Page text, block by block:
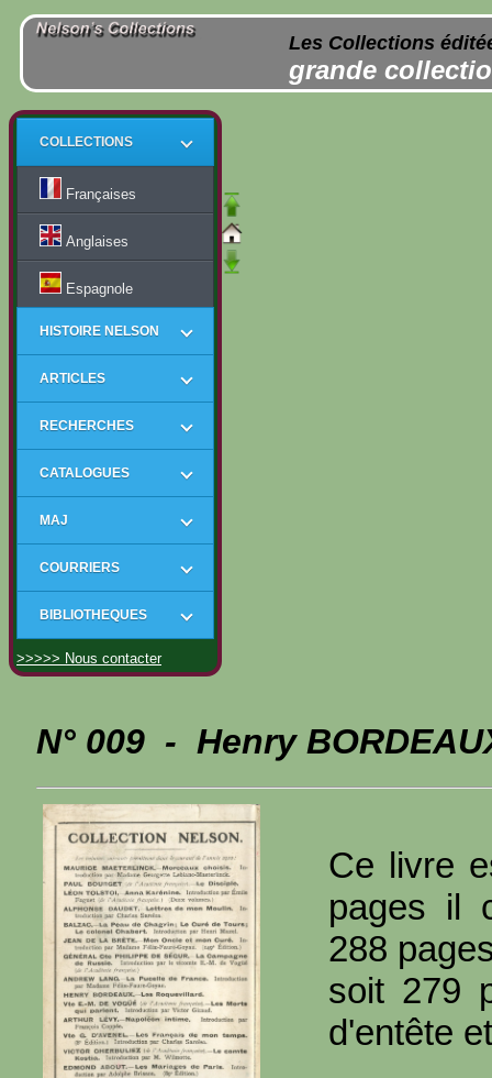
Les Collections
grande
COLLECTIONS
Françaises
Anglaises
Espagnole
HISTOIRE NELSON
ARTICLES
RECHERCHES
CATALOGUES
MAJ
COURRIERS
BIBLIOTHEQUES
>>>>> Nous contacter
N° 009 - Henry
Ce livre
pages il
288
soit 279
d'entête